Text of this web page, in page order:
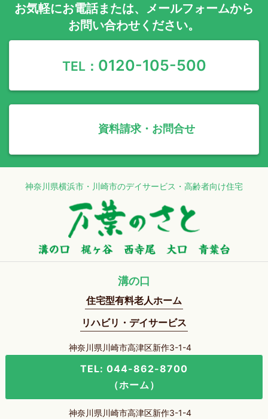
お気軽にお電話または、 メールフォームから
お問い合わせください。
TEL： 0120-105-500
資料請求・お問合せ
神奈川県横浜市・川崎市のデイサービス・高齢者向け住宅
溝の口
住宅型有料老人ホーム
リハビリ・デイサービス
神奈川県川崎市高津区新作3-1-4
TEL: 044-862-8700
（ホーム）
神奈川県川崎市高津区新作3-1-4